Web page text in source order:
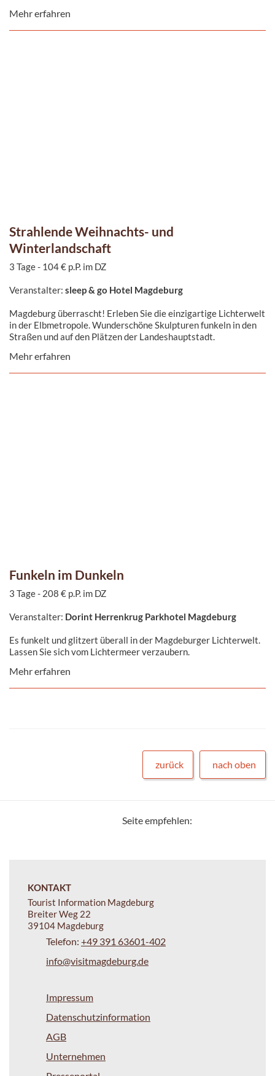
Mehr erfahren
Strahlende Weihnachts- und
Winterlandschaft
3 Tage - 104 € p.P. im DZ
Veranstalter: sleep & go Hotel Magdeburg
Magdeburg überrascht! Erleben Sie die einzigartige Lichterwelt
in der Elbmetropole. Wunderschöne Skulpturen funkeln in den
Straßen und auf den Plätzen der Landeshauptstadt.
Mehr erfahren
Funkeln im Dunkeln
3 Tage - 208 € p.P. im DZ
Veranstalter: Dorint Herrenkrug Parkhotel Magdeburg
Es funkelt und glitzert überall in der Magdeburger Lichterwelt.
Lassen Sie sich vom Lichtermeer verzaubern.
Mehr erfahren
zurück nach oben
Seite empfehlen:
KONTAKT
Tourist Information Magdeburg
Breiter Weg 22
39104 Magdeburg
Telefon: +49 391 63601-402
info@visitmagdeburg.de
Impressum
Datenschutzinformation
AGB
Unternehmen